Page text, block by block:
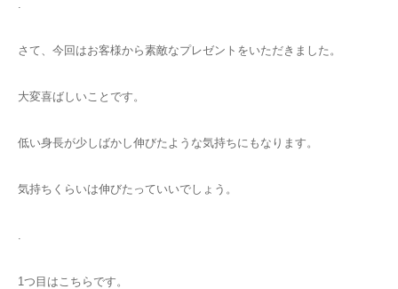
さて、今回はお客様から素敵なプレゼントをいただきました。
大変喜ばしいことです。
低い身長が少しばかし伸びたような気持ちにもなります。
気持ちくらいは伸びたっていいでしょう。
1つ目はこちらです。